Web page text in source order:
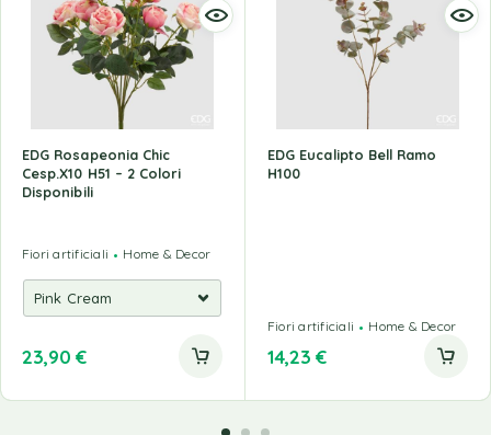
EDG Rosapeonia Chic
Cesp.X10 H51 – 2 Colori
Disponibili
Fiori artificiali Home & Decor
23,90 €
EDG Eucalipto Bell Ramo
H100
Fiori artificiali Home & Decor
14,23 €